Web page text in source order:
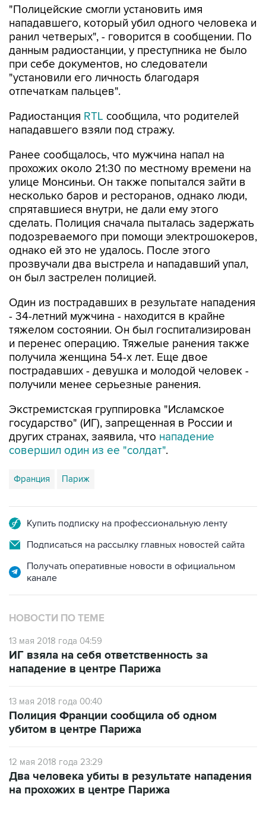
"Полицейские смогли установить имя
нападавшего, который убил одного человека и
ранил четверых", - говорится в сообщении. По
данным радиостанции, у преступника не было
при себе документов, но следователи
"установили его личность благодаря
отпечаткам пальцев".
Радиостанция RTL сообщила, что родителей
нападавшего взяли под стражу.
Ранее сообщалось, что мужчина напал на
прохожих около 21:30 по местному времени на
улице Монсиньи. Он также попытался зайти в
несколько баров и ресторанов, однако люди,
спрятавшиеся внутри, не дали ему этого
сделать. Полиция сначала пыталась задержать
подозреваемого при помощи электрошокеров,
однако ей это не удалось. После этого
прозвучали два выстрела и нападавший упал,
он был застрелен полицией.
Один из пострадавших в результате нападения
- 34-летний мужчина - находится в крайне
тяжелом состоянии. Он был госпитализирован
и перенес операцию. Тяжелые ранения также
получила женщина 54-х лет. Еще двое
пострадавших - девушка и молодой человек -
получили менее серьезные ранения.
Экстремистская группировка "Исламское
государство" (ИГ), запрещенная в России и
других странах, заявила, что нападение
совершил один из ее "солдат".
Франция Париж
Купить подписку на профессиональную ленту
Подписаться на рассылку главных новостей сайта
Получать оперативные новости в официальном
канале
НОВОСТИ ПО ТЕМЕ
13 мая 2018 года 04:59
ИГ взяла на себя ответственность за
нападение в центре Парижа
13 мая 2018 года 00:40
Полиция Франции сообщила об одном
убитом в центре Парижа
12 мая 2018 года 23:29
Два человека убиты в результате нападения
на прохожих в центре Парижа